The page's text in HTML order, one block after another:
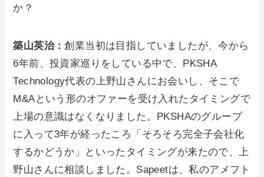
か？
築山英治：創業当初は目指していましたが、今から
6年前、投資家巡りをしている中で、PKSHA
Technology代表の上野山さんにお会いし、そこで
M&Aという形のオファーを受け入れたタイミングで
上場の意識はなくなりました。PKSHAのグループ
に入って3年が経ったころ「そろそろ完全子会社化
するかどうか」といったタイミングが来たので、上
野山さんに相談しました。Sapeetは、私のアメフト